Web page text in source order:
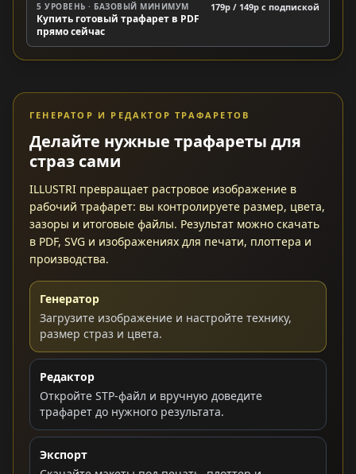
5 УРОВЕНЬ · БАЗОВЫЙ МИНИМУМ
Купить готовый трафарет в PDF
прямо сейчас
179р / 149р c подпиской
ГЕНЕРАТОР И РЕДАКТОР ТРАФАРЕТОВ
Делайте нужные трафареты для
страз сами
ILLUSTRI превращает растровое изображение в
рабочий трафарет: вы контролируете размер, цвета,
зазоры и итоговые файлы. Результат можно скачать
в PDF, SVG и изображениях для печати, плоттера и
производства.
Генератор
Загрузите изображение и настройте технику,
размер страз и цвета.
Редактор
Откройте STP-файл и вручную доведите
трафарет до нужного результата.
Экспорт